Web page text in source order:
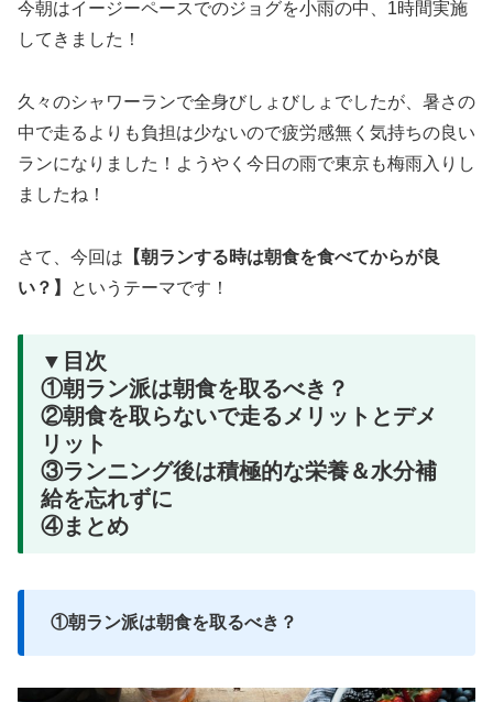
今朝はイージーペースでのジョグを小雨の中、1時間実施
してきました！
久々のシャワーランで全身びしょびしょでしたが、暑さの
中で走るよりも負担は少ないので疲労感無く気持ちの良い
ランになりました！ようやく今日の雨で東京も梅雨入りし
ましたね！
さて、今回は 【朝ランする時は朝食を食べてからが良
い？】
というテーマです！
▼目次
①朝ラン派は朝食を取るべき？
②朝食を取らないで走るメリットとデメ
リット
③ランニング後は積極的な栄養＆水分補
給を忘れずに
④まとめ
①朝ラン派は朝食を取るべき？